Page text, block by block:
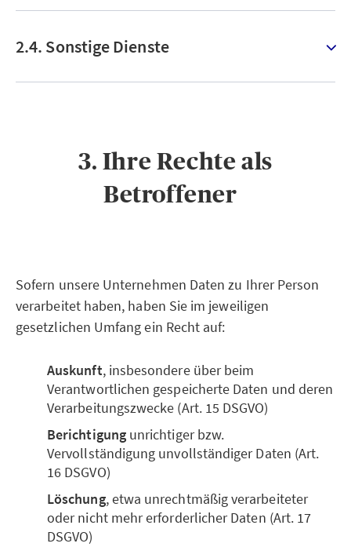
2.4. Sonstige Dienste
3. Ihre Rechte als
Betroffener
Sofern unsere Unternehmen Daten zu Ihrer Person
verarbeitet haben, haben Sie im jeweiligen
gesetzlichen Umfang ein Recht auf:
Auskunft, insbesondere über beim
Verantwortlichen gespeicherte Daten und deren
Verarbeitungszwecke (Art. 15 DSGVO)
Berichtigungunrichtiger bzw.
Vervollständigung unvollständiger Daten (Art.
16 DSGVO)
Löschung, etwa unrechtmäßig verarbeiteter
oder nicht mehr erforderlicher Daten (Art. 17
DSGVO)